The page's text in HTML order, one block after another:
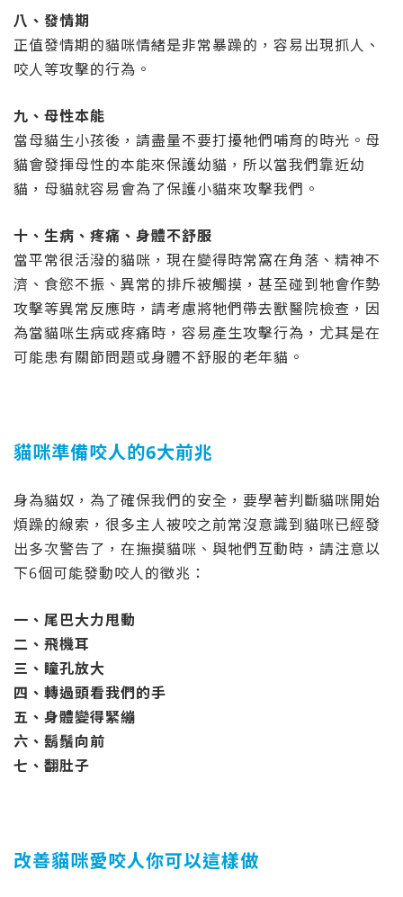
八、發情期
正值發情期的貓咪情緒是非常暴躁的，容易出現抓人、
咬人等攻擊的行為。
九、母性本能
當母貓生小孩後，請盡量不要打擾牠們哺育的時光。母
貓會發揮母性的本能來保護幼貓，所以當我們靠近幼
貓，母貓就容易會為了保護小貓來攻擊我們。
十、生病、疼痛、身體不舒服
當平常很活潑的貓咪，現在變得時常窩在角落、精神不
濟、食慾不振、異常的排斥被觸摸，甚至碰到牠會作勢
攻擊等異常反應時，請考慮將牠們帶去獸醫院檢查，因
為當貓咪生病或疼痛時，容易產生攻擊行為，尤其是在
可能患有關節問題或身體不舒服的老年貓。
貓咪準備咬人的6大前兆
身為貓奴，為了確保我們的安全，要學著判斷貓咪開始
煩躁的線索，很多主人被咬之前常沒意識到貓咪已經發
出多次警告了，在撫摸貓咪、與牠們互動時，請注意以
下6個可能發動咬人的徵兆：
一、尾巴大力甩動
二、飛機耳
三、瞳孔放大
四、轉過頭看我們的手
五、身體變得緊繃
六、鬍鬚向前
七、翻肚子
改善貓咪愛咬人你可以這樣做